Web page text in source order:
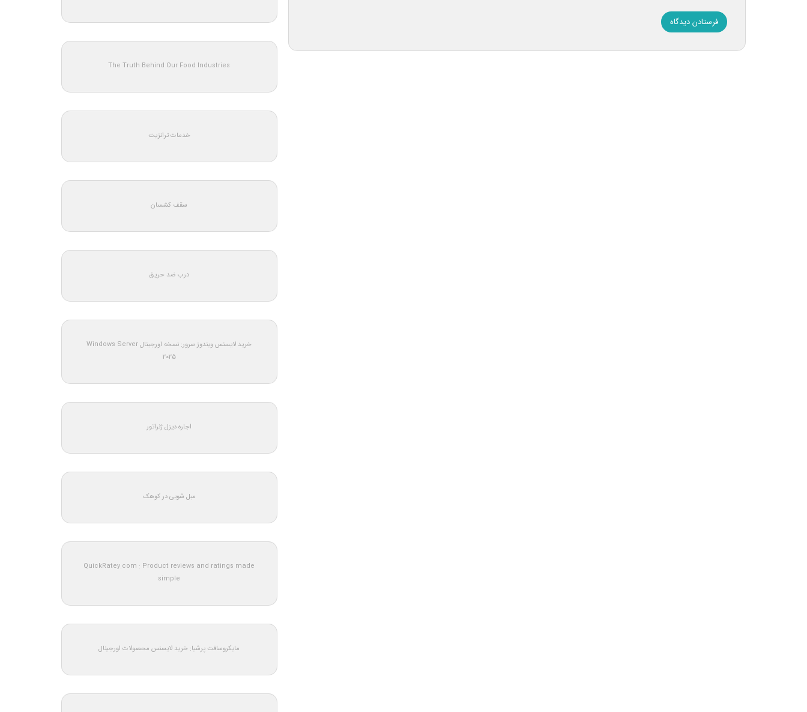
The Truth Behind Our Food Industries
خدمات ترانزیت
سقف کشسان
درب ضد حریق
خرید لایسنس ویندوز سرور: نسخه اورجینال Windows Server
2025
اجاره دیزل ژنراتور
مبل شویی در کوهک
QuickRatey.com : Product reviews and ratings made
simple
مایکروسافت پرشیا: خرید لایسنس محصولات اورجینال